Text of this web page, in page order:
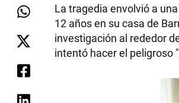
La tragedia envolvió a
12 años en su casa de
investigación al rededor
intentó hacer el peligroso